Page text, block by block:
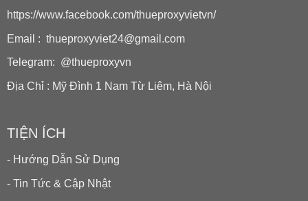
https://www.facebook.com/thueproxyvietvn/
Email : thueproxyviet24@gmail.com
Telegram: @thueproxyvn
Địa Chỉ : Mỹ Đình 1 Nam Từ Liêm, Hà Nội
TIỆN ÍCH
- Hướng Dẫn Sử Dụng
- Tin Tức & Cập Nhật